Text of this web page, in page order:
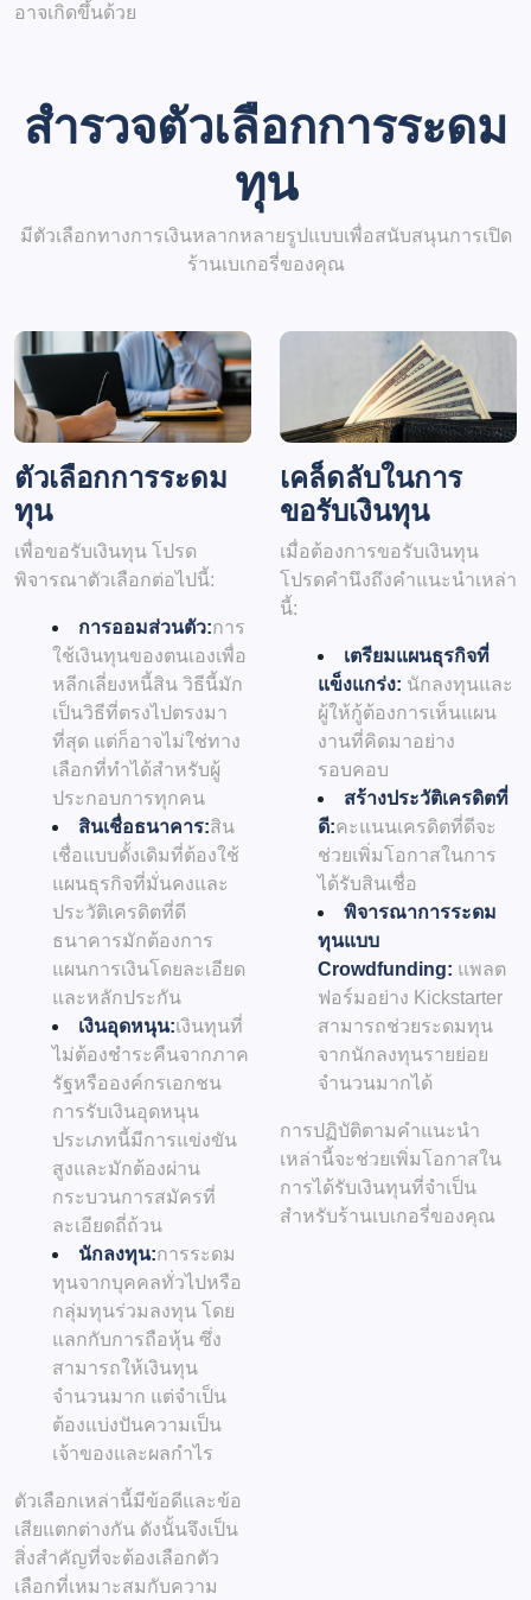
อาจเกิดขึ้นด้วย
สำรวจตัวเลือกการระดม
ทุน
มีตัวเลือกทางการเงินหลากหลายรูปแบบเพื่อสนับสนุนการเปิด
ร้านเบเกอรี่ของคุณ
ตัวเลือกการระดม
ทุน
เพื่อขอรับเงินทุน โปรด
พิจารณาตัวเลือกต่อไปนี้:
การออมส่วนตัว:การ
ใช้เงินทุนของตนเองเพื่อ
หลีกเลี่ยงหนี้สิน วิธีนี้มัก
เป็นวิธีที่ตรงไปตรงมา
ที่สุด แต่ก็อาจไม่ใช่ทาง
เลือกที่ทำได้สำหรับผู้
ประกอบการทุกคน
สินเชื่อธนาคาร:สิน
เชื่อแบบดั้งเดิมที่ต้องใช้
แผนธุรกิจที่มั่นคงและ
ประวัติเครดิตที่ดี
ธนาคารมักต้องการ
แผนการเงินโดยละเอียด
และหลักประกัน
เงินอุดหนุน:เงินทุนที่
ไม่ต้องชำระคืนจากภาค
รัฐหรือองค์กรเอกชน
การรับเงินอุดหนุน
ประเภทนี้มีการแข่งขัน
สูงและมักต้องผ่าน
กระบวนการสมัครที่
ละเอียดถี่ถ้วน
นักลงทุน:การระดม
ทุนจากบุคคลทั่วไปหรือ
กลุ่มทุนร่วมลงทุน โดย
แลกกับการถือหุ้น ซึ่ง
สามารถให้เงินทุน
จำนวนมาก แต่จำเป็น
ต้องแบ่งปันความเป็น
เจ้าของและผลกำไร
ตัวเลือกเหล่านี้มีข้อดีและข้อ
เสียแตกต่างกัน ดังนั้นจึงเป็น
สิ่งสำคัญที่จะต้องเลือกตัว
เลือกที่เหมาะสมกับความ
เคล็ดลับในการ
ขอรับเงินทุน
เมื่อต้องการขอรับเงินทุน
โปรดคำนึงถึงคำแนะนำเหล่า
นี้:
เตรียมแผนธุรกิจที่
แข็งแกร่ง: นักลงทุนและ
ผู้ให้กู้ต้องการเห็นแผน
งานที่คิดมาอย่าง
รอบคอบ
สร้างประวัติเครดิตที่
ดี:คะแนนเครดิตที่ดีจะ
ช่วยเพิ่มโอกาสในการ
ได้รับสินเชื่อ
พิจารณาการระดม
ทุนแบบ
Crowdfunding: แพลต
ฟอร์มอย่าง Kickstarter
สามารถช่วยระดมทุน
จากนักลงทุนรายย่อย
จำนวนมากได้
การปฏิบัติตามคำแนะนำ
เหล่านี้จะช่วยเพิ่มโอกาสใน
การได้รับเงินทุนที่จำเป็น
สำหรับร้านเบเกอรี่ของคุณ